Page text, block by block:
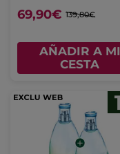
69,90€ 139,80€
AÑADIR A MI
CESTA